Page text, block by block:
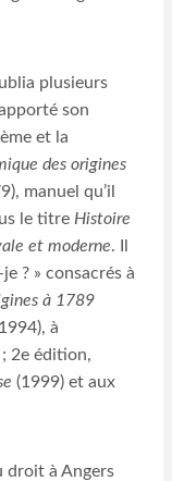
plusieurs
son
et la
des origines
manuel qu’il
le titre Histoire
et moderne. Il
? » consacrés à
à 1789
à
2e édition,
(1999) et aux
droit à Angers